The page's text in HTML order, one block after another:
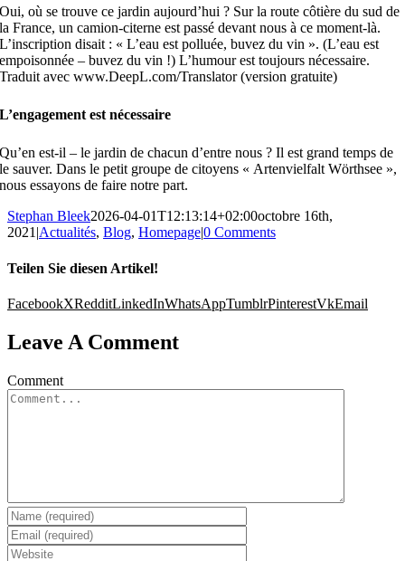
Oui, où se trouve ce jardin aujourd’hui ? Sur la route côtière du sud de
la France, un camion-citerne est passé devant nous à ce moment-là.
L’inscription disait : « L’eau est polluée, buvez du vin ». (L’eau est
empoisonnée – buvez du vin !) L’humour est toujours nécessaire.
Traduit avec www.DeepL.com/Translator (version gratuite)
L’engagement est nécessaire
Qu’en est-il – le jardin de chacun d’entre nous ? Il est grand temps de
le sauver. Dans le petit groupe de citoyens « Artenvielfalt Wörthsee »,
nous essayons de faire notre part.
Stephan Bleek2026-04-01T12:13:14+02:00octobre 16th,
2021 |Actualités, Blog, Homepage|0 Comments
Teilen Sie diesen Artikel!
FacebookXRedditLinkedInWhatsAppTumblrPinterestVkEmail
Leave A Comment
Comment